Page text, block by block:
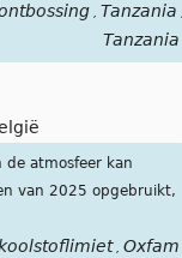
Tanzania
Tanzania
de atmosfeer kan
van 2025 opgebruikt,
Oxfam